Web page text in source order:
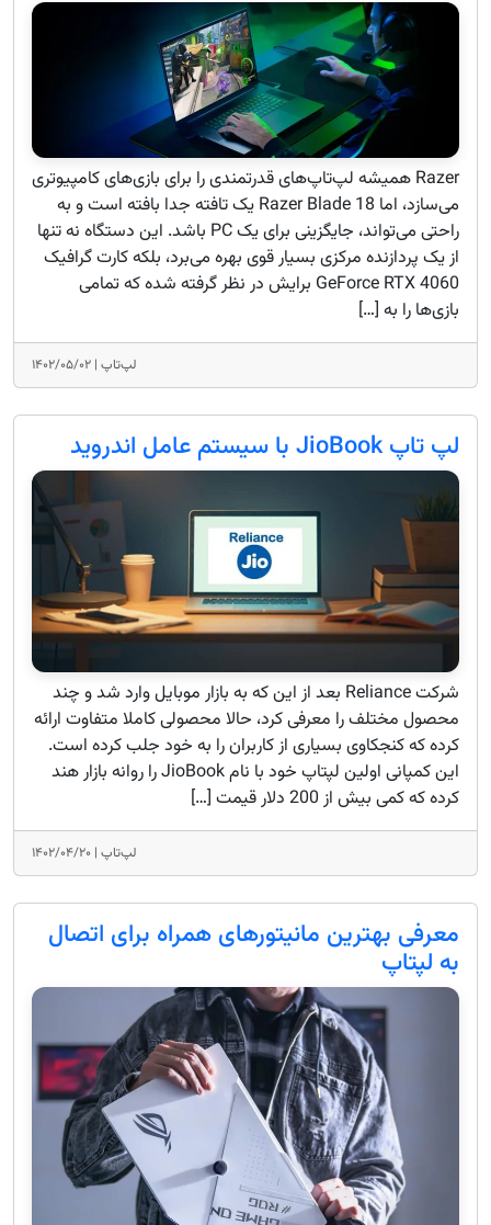
Razer همیشه لپ‌تاپ‌های قدرتمندی را برای بازی‌های کامپیوتری
می‌سازد، اما Razer Blade 18 یک تافته جدا بافته است و به
راحتی می‌تواند، جایگزینی برای یک PC باشد. این دستگاه نه تنها
از یک پردازنده مرکزی بسیار قوی بهره می‌برد، بلکه کارت گرافیک
GeForce RTX 4060 برایش در نظر گرفته شده که تمامی
بازی‌ها را به […]
لپ‌تاپ | ۱۴۰۲/۰۵/۰۲
لپ تاپ JioBook با سیستم عامل اندروید
شرکت Reliance بعد از این که به بازار موبایل وارد شد و چند
محصول مختلف را معرفی کرد، حالا محصولی کاملا متفاوت ارائه
کرده که کنجکاوی بسیاری از کاربران را به خود جلب کرده است.
این کمپانی اولین لپتاپ خود با نام JioBook را روانه بازار هند
کرده که کمی بیش از 200 دلار قیمت […]
لپ‌تاپ | ۱۴۰۲/۰۴/۲۰
معرفی بهترین مانیتورهای همراه برای اتصال
به لپتاپ